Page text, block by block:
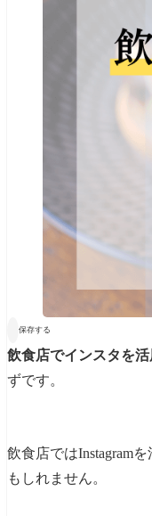
保存する
飲食店でインスタを
ずです。
飲食店ではInstagram
もしれません。